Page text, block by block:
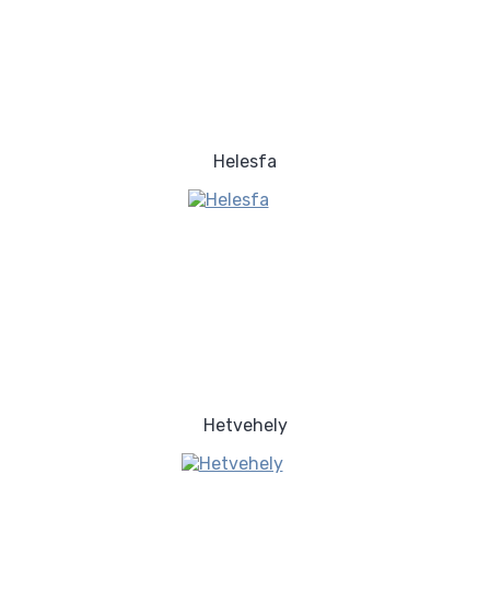
Helesfa
Hetvehely